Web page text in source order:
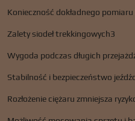
Konieczność dokładnego
Zalety siodeł trekkingowych3
Wygoda podczas długich
Stabilność i bezpieczeństwo
Rozłożenie ciężaru zmniejsza